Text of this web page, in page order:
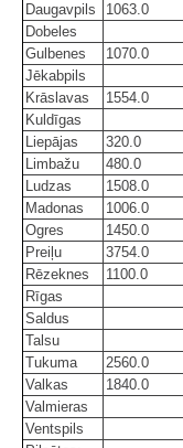
Daugavpils
1063.0
Dobeles
Gulbenes
1070.0
Jēkabpils
Krāslavas
1554.0
Kuldīgas
Liepājas
320.0
Limbažu
480.0
Ludzas
1508.0
Madonas
1006.0
Ogres
1450.0
Preiļu
3754.0
Rēzeknes
1100.0
Rīgas
Saldus
Talsu
Tukuma
2560.0
Valkas
1840.0
Valmieras
Ventspils